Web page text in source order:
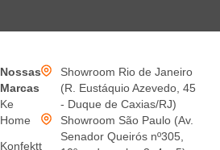
Nossas
Marcas
Ke
Home
Konfektt
Showroom Rio de Janeiro
(R. Eustáquio Azevedo, 45
- Duque de Caxias/RJ)
Showroom São Paulo (Av.
Senador Queirós nº305,